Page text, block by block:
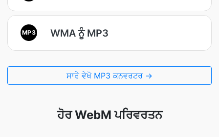
MP3 WMA ਨੂੰ MP3
ਸਾਰੇ ਵੇਖੋ MP3 ਕਨਵਰਟਰ →
ਹੋਰ WebM ਪਰਿਵਰਤਨ